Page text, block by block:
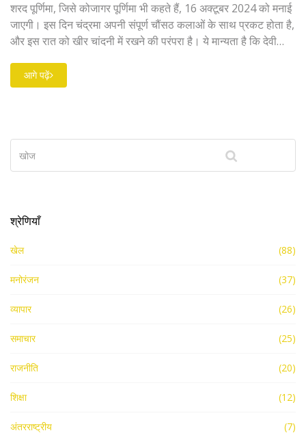
शरद पूर्णिमा, जिसे कोजागर पूर्णिमा भी कहते हैं, 16 अक्टूबर 2024 को मनाई
जाएगी। इस दिन चंद्रमा अपनी संपूर्ण चौंसठ कलाओं के साथ प्रकट होता है,
और इस रात को खीर चांदनी में रखने की परंपरा है। ये मान्यता है कि देवी
आगे पढ़ें
श्रेणियाँ
खेल (88)
मनोरंजन (37)
व्यापार (26)
समाचार (25)
राजनीति (20)
शिक्षा (12)
अंतरराष्ट्रीय (7)